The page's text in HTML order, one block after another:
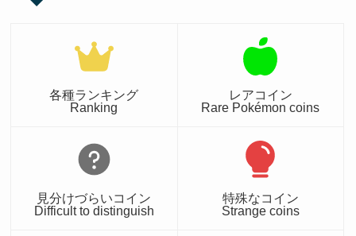
各種ランキング
Ranking
レアコイン
Rare Pokémon coins
見分けづらいコイン
Difficult to distinguish
特殊なコイン
Strange coins